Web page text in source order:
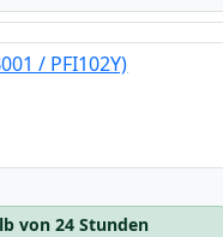
/ PFI102Y)
von 24 Stunden